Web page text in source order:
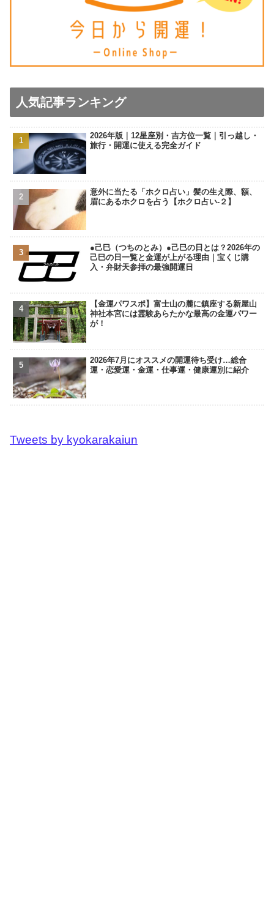
人気記事ランキング
2026年版｜12星座別・吉方位一覧｜引っ越し・
旅行・開運に使える完全ガイド
意外に当たる「ホクロ占い」髪の生え際、額、
眉にあるホクロを占う【ホクロ占い‐２】
●己巳（つちのとみ）●己巳の日とは？2026年の
己巳の日一覧と金運が上がる理由｜宝くじ購
入・弁財天参拝の最強開運日
【金運パワスポ】富士山の麓に鎮座する新屋山
神社本宮には霊験あらたかな最高の金運パワー
が！
2026年7月にオススメの開運待ち受け…総合
運・恋愛運・金運・仕事運・健康運別に紹介
Tweets by kyokarakaiun